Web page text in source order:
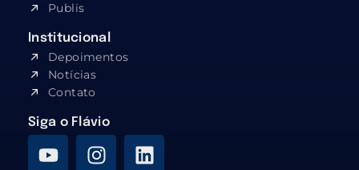
Publis
Institucional
Depoimentos
Notícias
Contato
Siga o Flávio